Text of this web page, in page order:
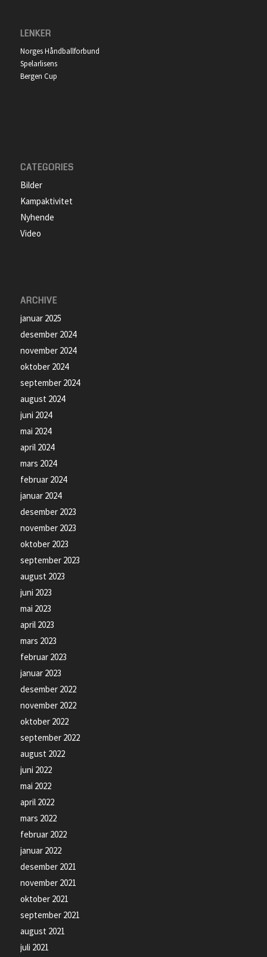
LENKER
Norges Håndballforbund
Spelarlisens
Bergen Cup
CATEGORIES
Bilder
Kampaktivitet
Nyhende
Video
ARCHIVE
januar 2025
desember 2024
november 2024
oktober 2024
september 2024
august 2024
juni 2024
mai 2024
april 2024
mars 2024
februar 2024
januar 2024
desember 2023
november 2023
oktober 2023
september 2023
august 2023
juni 2023
mai 2023
april 2023
mars 2023
februar 2023
januar 2023
desember 2022
november 2022
oktober 2022
september 2022
august 2022
juni 2022
mai 2022
april 2022
mars 2022
februar 2022
januar 2022
desember 2021
november 2021
oktober 2021
september 2021
august 2021
juli 2021